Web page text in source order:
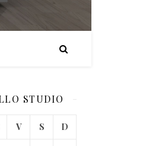
STUDIO
V S D